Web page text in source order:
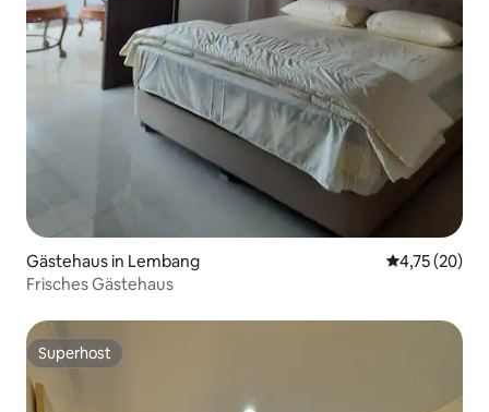
Gästehaus in Lembang
4,75 (20)
Frisches Gästehaus
Superhost
Superhost